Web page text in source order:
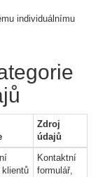
individuálnímu
Zdroj
údajů
klientů
Kontaktní
formulář,